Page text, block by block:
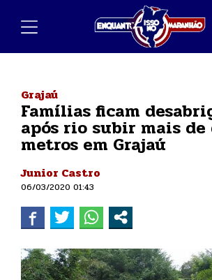
Grajaú
Famílias ficam
após rio subir mais de
metros em Grajaú
Junior Castro
06/03/2020 01:43